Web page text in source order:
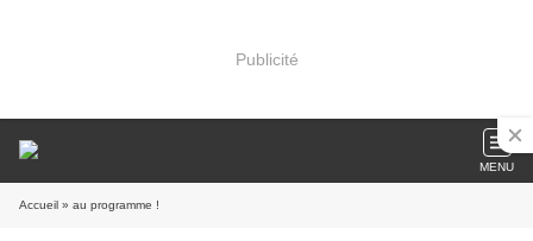
Publicité
MENU
Accueil » au programme !